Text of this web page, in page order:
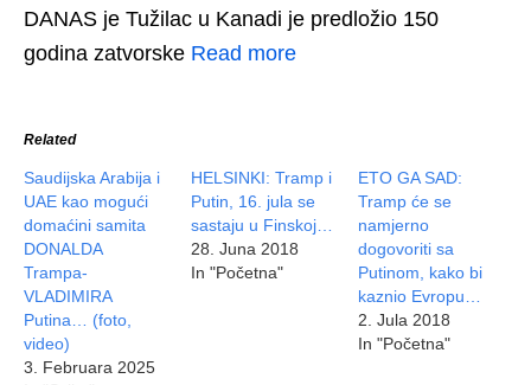
DANAS je Tužilac u Kanadi je predložio 150
godina zatvorske Read more
Related
Saudijska Arabija i
UAE kao mogući
domaćini samita
DONALDA
Trampa-
VLADIMIRA
Putina… (foto,
video)
3. Februara 2025
HELSINKI: Tramp i
Putin, 16. jula se
sastaju u Finskoj…
28. Juna 2018
In "Početna"
ETO GA SAD:
Tramp će se
namjerno
dogovoriti sa
Putinom, kako bi
kaznio Evropu…
2. Jula 2018
In "Početna"